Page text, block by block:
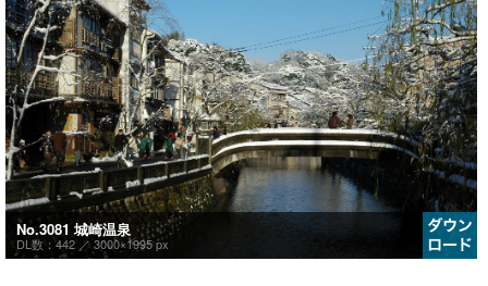
No.3081 城崎温泉
DL数：442 ／ 3000×1995 px